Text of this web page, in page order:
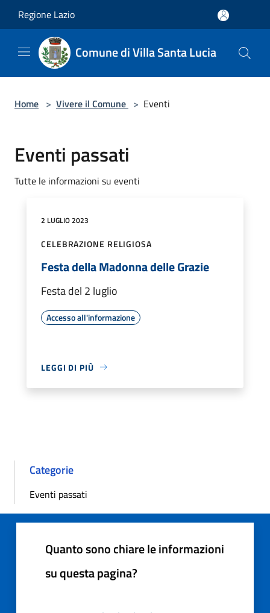
Regione Lazio
Comune di Villa Santa Lucia
Home > Vivere il Comune > Eventi
Eventi passati
Tutte le informazioni su eventi
2 LUGLIO 2023
CELEBRAZIONE RELIGIOSA
Festa della Madonna delle Grazie
Festa del 2 luglio
Accesso all'informazione
LEGGI DI PIÙ
Categorie
Eventi passati
Quanto sono chiare le informazioni
su questa pagina?